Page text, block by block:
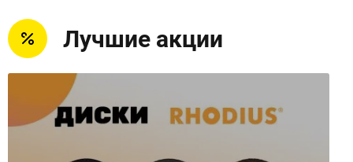
Лучшие акции